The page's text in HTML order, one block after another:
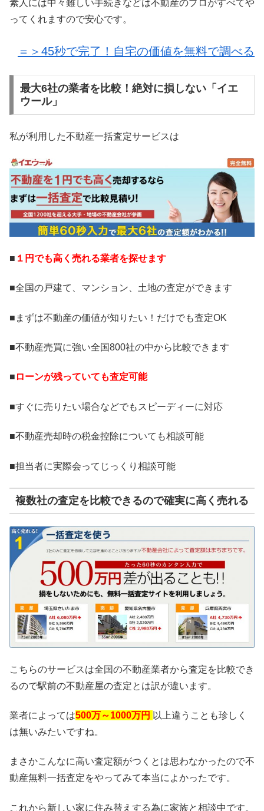
素人には中々難しい手続きなどは不動産のプロがすべてや
ってくれますので安心です。
＝＞45秒で完了！自宅の価値を無料で調べる
最大6社の業者を比較！絶対に損しない「イエ
ウール」
私が利用した不動産一括査定サービスは
■ １円でも高く売れる業者を探せます
■全国の戸建て、マンション、土地の査定ができます
■まずは不動産の価値が知りたい！だけでも査定OK
■不動産売買に強い全国800社の中から比較できます
■ ローンが残っていても査定可能
■すぐに売りたい場合などでもスピーディーに対応
■不動産売却時の税金控除についても相談可能
■担当者に実際会ってじっくり相談可能
複数社の査定を比較できるので確実に高く売れる
こちらのサービスは全国の不動産業者から査定を比較でき
るので駅前の不動産屋の査定とは訳が違います。
業者によっては500万～1000万円 以上違うことも珍しく
は無いみたいですね。
まさかこんなに高い査定額がつくとは思わなかったので不
動産無料一括査定をやってみて本当によかったです。
これから新しい家に住み替えする為に家族と相談中です。